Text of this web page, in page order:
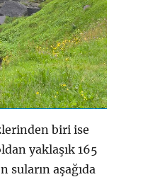
biri ise
yaklaşık 165
aşağıda